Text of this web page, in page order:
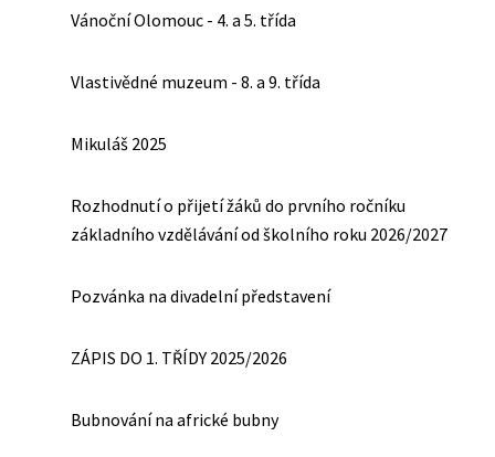
Vánoční Olomouc - 4. a 5. třída
Vlastivědné muzeum - 8. a 9. třída
Mikuláš 2025
Rozhodnutí o přijetí žáků do prvního ročníku
základního vzdělávání od školního roku 2026/2027
Pozvánka na divadelní představení
ZÁPIS DO 1. TŘÍDY 2025/2026
Bubnování na africké bubny